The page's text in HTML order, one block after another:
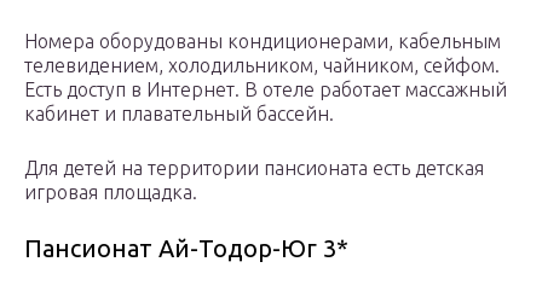
Номера оборудованы кондиционерами, кабельным
телевидением, холодильником, чайником, сейфом.
Есть доступ в Интернет. В отеле работает массажный
кабинет и плавательный бассейн.
Для детей на территории пансионата есть детская
игровая площадка.
Пансионат Ай-Тодор-Юг 3*